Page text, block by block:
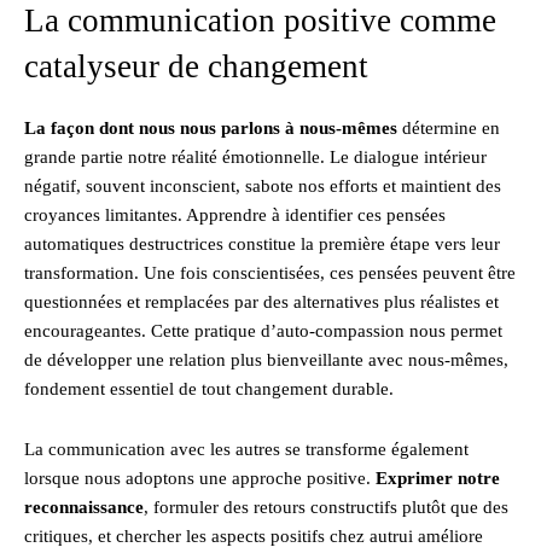
La communication positive comme
catalyseur de changement
La façon dont nous nous parlons à nous-mêmes détermine en
grande partie notre réalité émotionnelle. Le dialogue intérieur
négatif, souvent inconscient, sabote nos efforts et maintient des
croyances limitantes. Apprendre à identifier ces pensées
automatiques destructrices constitue la première étape vers leur
transformation. Une fois conscientisées, ces pensées peuvent être
questionnées et remplacées par des alternatives plus réalistes et
encourageantes. Cette pratique d’auto-compassion nous permet
de développer une relation plus bienveillante avec nous-mêmes,
fondement essentiel de tout changement durable.
La communication avec les autres se transforme également
lorsque nous adoptons une approche positive. Exprimer notre
reconnaissance, formuler des retours constructifs plutôt que des
critiques, et chercher les aspects positifs chez autrui améliore